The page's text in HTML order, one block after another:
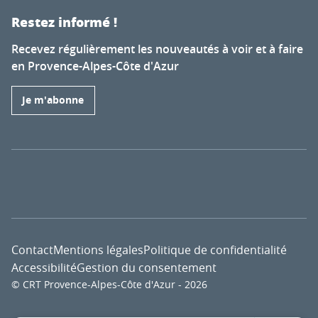
Restez informé !
Recevez régulièrement les nouveautés à voir et à faire
en Provence-Alpes-Côte d'Azur
Je m'abonne
© CRT Provence-Alpes-Côte d'Azur - 2026
ContactMentions légalesPolitique de confidentialité
AccessibilitéGestion du consentement